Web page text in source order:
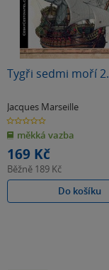
Tygři sedmi moří 2.
Jacques Marseille
0.0
z
5
hvězdiček
měkká vazba
169 Kč
Běžně 189 Kč
Do košíku